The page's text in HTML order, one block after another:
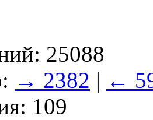
25088
→ 2382 | ←
109